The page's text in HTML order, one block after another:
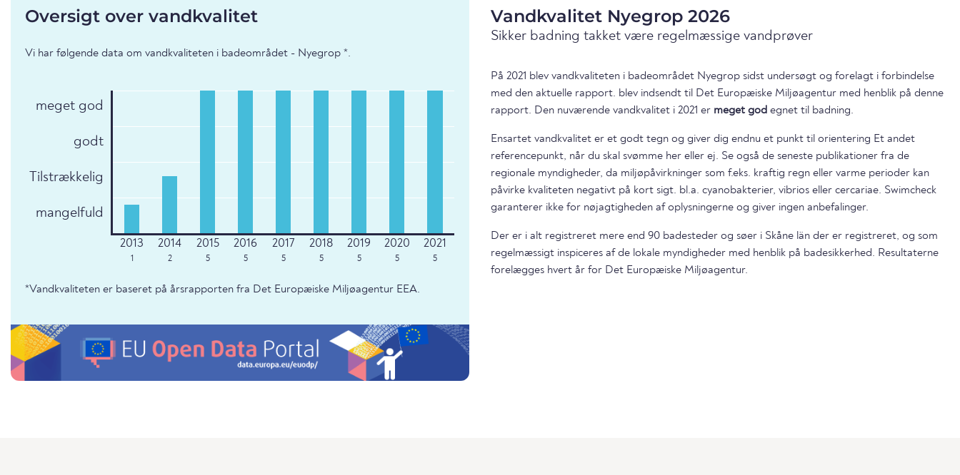
Oversigt over vandkvalitet
Vi har følgende data om vandkvaliteten i badeområdet - Nyegrop *.
meget god
godt
Tilstrækkelig
mangelfuld
1 2 5 5 5 5 5 5 5
*Vandkvaliteten er baseret på årsrapporten fra Det Europæiske Miljøagentur EEA.
Vandkvalitet Nyegrop 2026
Sikker badning takket være regelmæssige vandprøver
På 2021 blev vandkvaliteten i badeområdet Nyegrop sidst undersøgt og forelagt i forbindelse
med den aktuelle rapport. blev indsendt til Det Europæiske Miljøagentur med henblik på denne
rapport. Den nuværende vandkvalitet i 2021 er meget god egnet til badning.
Ensartet vandkvalitet er et godt tegn og giver dig endnu et punkt til orientering Et andet
referencepunkt, når du skal svømme her eller ej. Se også de seneste publikationer fra de
regionale myndigheder, da miljøpåvirkninger som f.eks. kraftig regn eller varme perioder kan
påvirke kvaliteten negativt på kort sigt. bl.a. cyanobakterier, vibrios eller cercariae. Swimcheck
garanterer ikke for nøjagtigheden af oplysningerne og giver ingen anbefalinger.
Der er i alt registreret mere end 90 badesteder og søer i Skåne län der er registreret, og som
regelmæssigt inspiceres af de lokale myndigheder med henblik på badesikkerhed. Resultaterne
forelægges hvert år for Det Europæiske Miljøagentur.